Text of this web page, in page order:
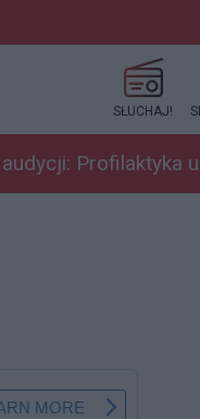
SŁUCHAJ!
audycji: Profilaktyka